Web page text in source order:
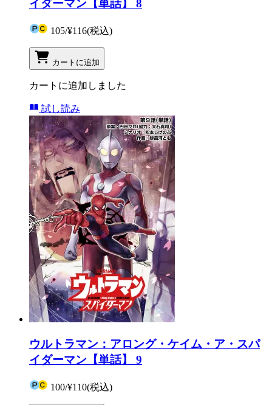
イダーマン【単話】 8
105/¥116(税込)
カートに追加
カートに追加しました
試し読み
ウルトラマン：アロング・ケイム・ア・スパ
イダーマン【単話】 9
100/¥110(税込)